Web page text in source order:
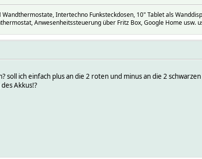
Intertechno Funksteckdosen, 10" Tablet als
Anwesenheitssteuerung über Fritz Box, Google Home usw.
soll ich einfach plus an die 2 roten und minus an die 2
Akkus!?